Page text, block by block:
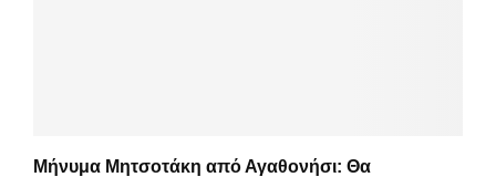
Μήνυμα Μητσοτάκη από Αγαθονήσι: Θα